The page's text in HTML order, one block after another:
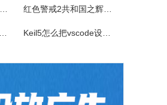
佳能Canon imageFORCE C5150 驱动
红色警戒2共和国之辉快捷键
Keil5怎么把vscode设置外部编辑器